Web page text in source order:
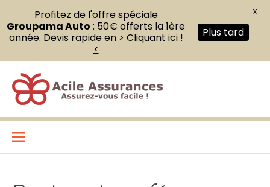
contenu
Acile Assurances
Profitez de l'offre spéciale
Groupama Auto : 50€ offerts la 1ère
année. Devis rapide en > Cliquant ici !
<
Plus tard
X